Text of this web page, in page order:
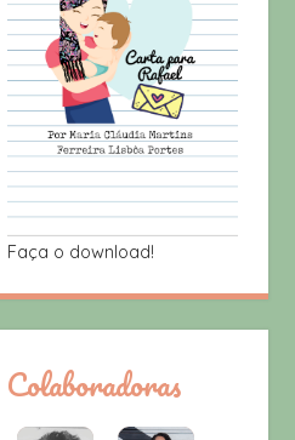
Faça o download!
Colaboradoras